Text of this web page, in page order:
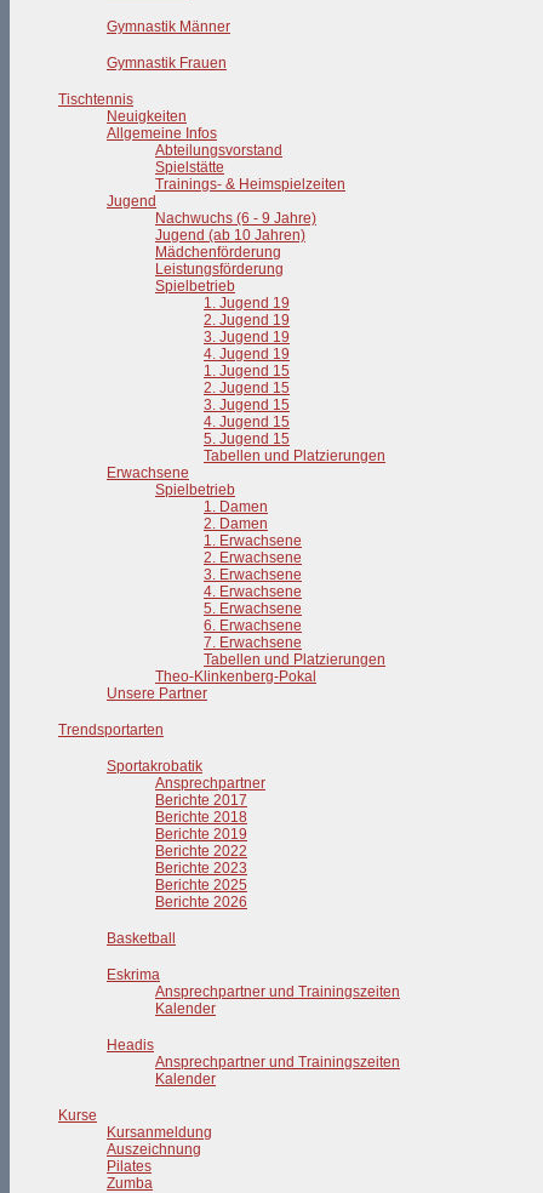
Gymnastik Männer
Gymnastik Frauen
Tischtennis
Neuigkeiten
Allgemeine Infos
Abteilungsvorstand
Spielstätte
Trainings- & Heimspielzeiten
Jugend
Nachwuchs (6 - 9 Jahre)
Jugend (ab 10 Jahren)
Mädchenförderung
Leistungsförderung
Spielbetrieb
1. Jugend 19
2. Jugend 19
3. Jugend 19
4. Jugend 19
1. Jugend 15
2. Jugend 15
3. Jugend 15
4. Jugend 15
5. Jugend 15
Tabellen und Platzierungen
Erwachsene
Spielbetrieb
1. Damen
2. Damen
1. Erwachsene
2. Erwachsene
3. Erwachsene
4. Erwachsene
5. Erwachsene
6. Erwachsene
7. Erwachsene
Tabellen und Platzierungen
Theo-Klinkenberg-Pokal
Unsere Partner
Trendsportarten
Sportakrobatik
Ansprechpartner
Berichte 2017
Berichte 2018
Berichte 2019
Berichte 2022
Berichte 2023
Berichte 2025
Berichte 2026
Basketball
Eskrima
Ansprechpartner und Trainingszeiten
Kalender
Headis
Ansprechpartner und Trainingszeiten
Kalender
Kurse
Kursanmeldung
Auszeichnung
Pilates
Zumba